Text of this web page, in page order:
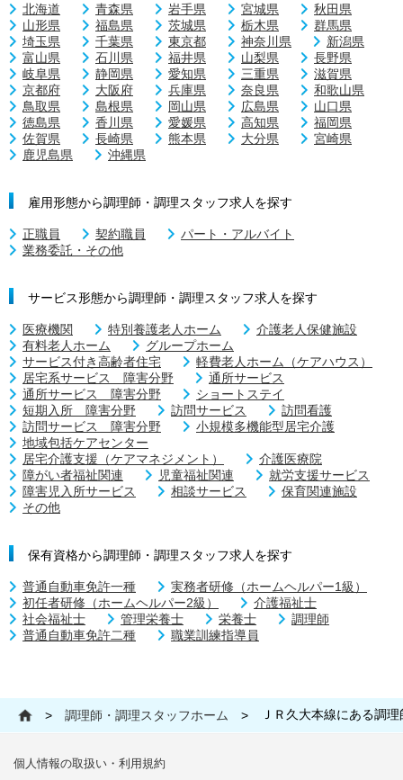
北海道 青森県 岩手県 宮城県
秋田県
山形県
福島県 茨城県 栃木県
群馬県
埼玉県
千葉県 東京都 神奈川県
新潟県
富山県
石川県 福井県 山梨県
長野県
岐阜県
静岡県 愛知県 三重県
滋賀県
京都府
大阪府 兵庫県 奈良県
和歌山県
鳥取県
島根県 岡山県 広島県
山口県
徳島県
香川県 愛媛県 高知県
福岡県
佐賀県
長崎県 熊本県 大分県
宮崎県
鹿児島県
沖縄県
雇用形態から調理師・調理スタッフ求人を探す
正職員 契約職員
パート・アルバイト
業務委託・その他
サービス形態から調理師・調理スタッフ求人を探す
医療機関 特別養護老人ホーム
介護老人保健施設
有料老人ホーム
グループホーム
サービス付き高齢者住宅
軽費老人ホーム（ケアハウス）
居宅系サービス 障害分野
通所サービス
通所サービス 障害分野
ショートステイ
短期入所 障害分野
訪問サービス
訪問看護
訪問サービス 障害分野
小規模多機能型居宅介護
地域包括ケアセンター
居宅介護支援（ケアマネジメント）
介護医療院
障がい者福祉関連
児童福祉関連
就労支援サービス
障害児入所サービス
相談サービス
保育関連施設
その他
保有資格から調理師・調理スタッフ求人を探す
普通自動車免許一種
実務者研修（ホームヘルパー1級）
初任者研修（ホームヘルパー2級）
介護福祉士
社会福祉士
管理栄養士 栄養士
調理師
普通自動車免許二種
職業訓練指導員
> 調理師・調理スタッフホーム > ＪＲ久大本線にある調
個人情報の取扱い・利用規約